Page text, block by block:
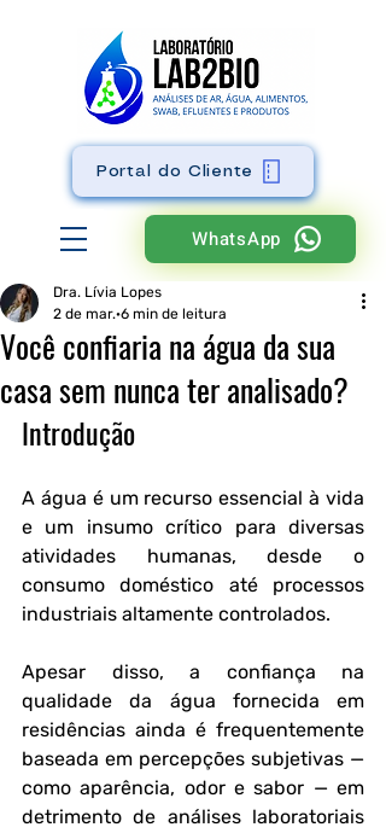
WhatsApp
Portal do Cliente
Você confiaria na água da sua
casa sem nunca ter analisado?
Dra. Lívia Lopes
2 de mar. 6 min de leitura
Introdução
A água é um recurso essencial à vida
e um insumo crítico para diversas
atividades humanas, desde o
consumo doméstico até processos
industriais altamente controlados.
Apesar disso, a confiança na
qualidade da água fornecida em
residências ainda é frequentemente
baseada em percepções subjetivas —
como aparência, odor e sabor — em
detrimento de análises laboratoriais